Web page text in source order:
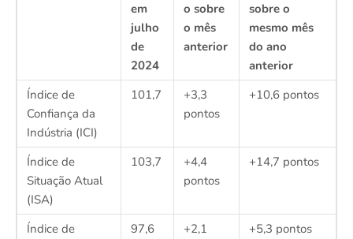
em
julho
de
2024
o sobre
o mês
anterior
sobre o
mesmo mês
do ano
anterior
Índice de
Confiança da
Indústria (ICI)
101,7
+3,3
pontos
+10,6 pontos
Índice de
Situação Atual
(ISA)
103,7
+4,4
pontos
+14,7 pontos
Índice de
97,6
+2,1
+5,3 pontos